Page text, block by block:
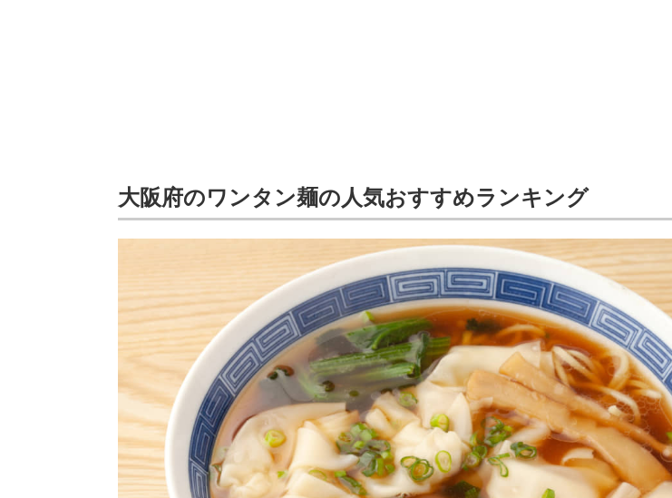
大阪府のワンタン麺の人気おすすめランキング